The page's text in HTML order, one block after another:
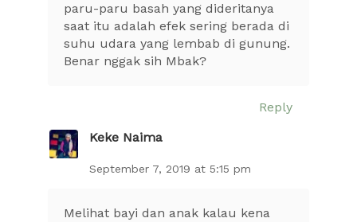
paru-paru basah yang dideritanya
saat itu adalah efek sering berada di
suhu udara yang lembab di gunung.
Benar nggak sih Mbak?
Reply
Keke Naima
September 7, 2019 at 5:15 pm
Melihat bayi dan anak kalau kena